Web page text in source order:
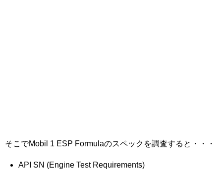
そこでMobil 1 ESP Formulaのスペックを調査すると・・・
API SN (Engine Test Requirements)